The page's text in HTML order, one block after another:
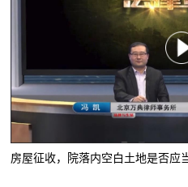
房屋征收，院落内空白土地是否应